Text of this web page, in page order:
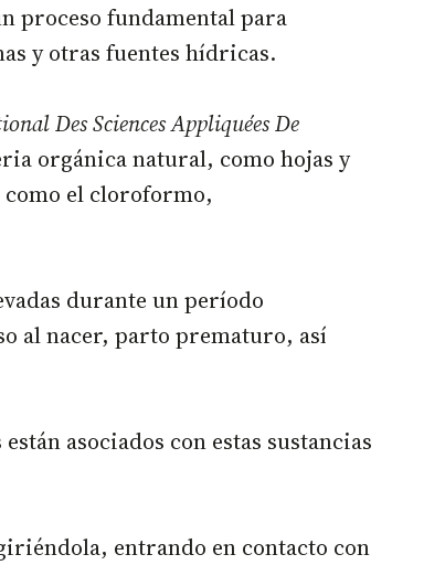
proceso fundamental para
y otras fuentes hídricas.
Des Sciences Appliquées De
orgánica natural, como hojas y
como el cloroformo,
durante un período
al nacer, parto prematuro, así
asociados con estas sustancias
entrando en contacto con